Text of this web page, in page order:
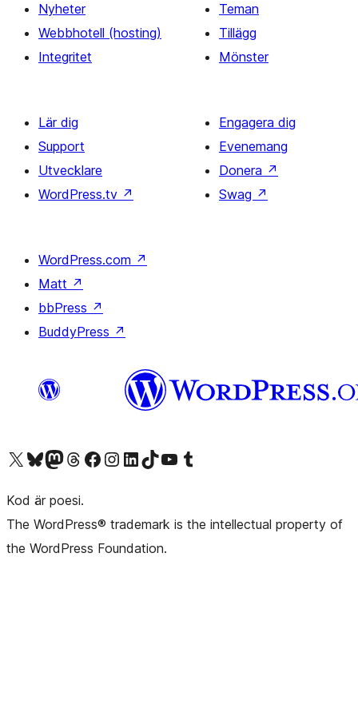
Nyheter
Webbhotell (hosting)
Integritet
Teman
Tillägg
Mönster
Lär dig
Support
Utvecklare
WordPress.tv ↗
Engagera dig
Evenemang
Donera ↗
Swag ↗
WordPress.com ↗
Matt ↗
bbPress ↗
BuddyPress ↗
Besök vår X-konto (f.d. Twitter)
Besök vårt Bluesky-konto
Besök vårt Mastodon-konto
Besök vårt Thread-konto
Besök vår Facebook-sidaBesök vårt Instagram-konto
Besök vårt LinkedIn-konto
Besök vårt TikTok-konto
Besök vår YouTube-kanalBesök vårt Tumblr-konto
Kod är poesi.
The WordPress® trademark is the intellectual property of
the WordPress Foundation.